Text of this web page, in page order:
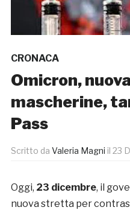
CRONACA
Omicron,
mascherine,
Pass
Scritto da Valeria Magni il 23
Oggi, 23 dicembre, il
nuova stretta per